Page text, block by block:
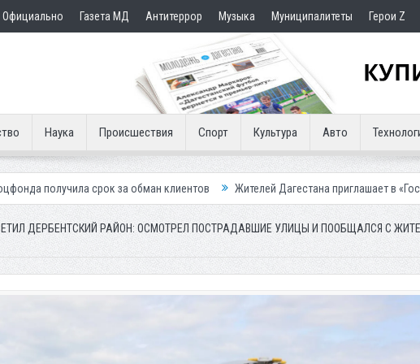
Официально Газета МД Антитеррор Музыка Муниципалитеты Герои Z
Наука Происшествия Спорт Культура Авто
за обман клиентов Жителей Дагестана приглашает в «Госуслуги Дом»
ДЕРБЕНТСКИЙ РАЙОН: ОСМОТРЕЛ ПОСТРАДАВШИЕ УЛИЦЫ И ПООБЩАЛСЯ С